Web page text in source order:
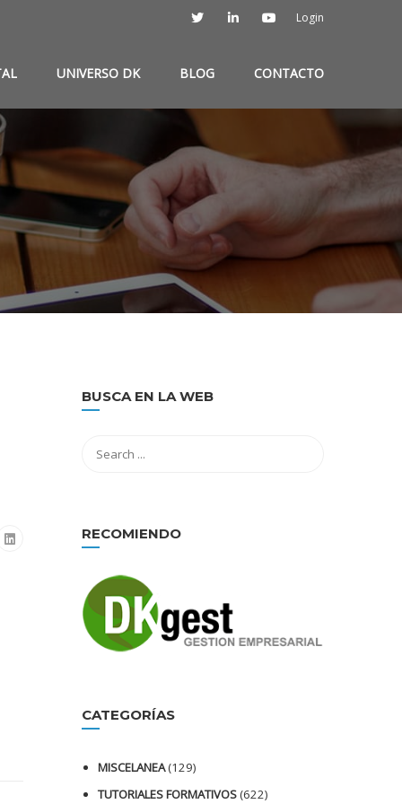
Login
UNIVERSO DK BLOG CONTACTO
BUSCA EN LA WEB
RECOMIENDO
CATEGORÍAS
MISCELANEA(129)
TUTORIALES FORMATIVOS(622)